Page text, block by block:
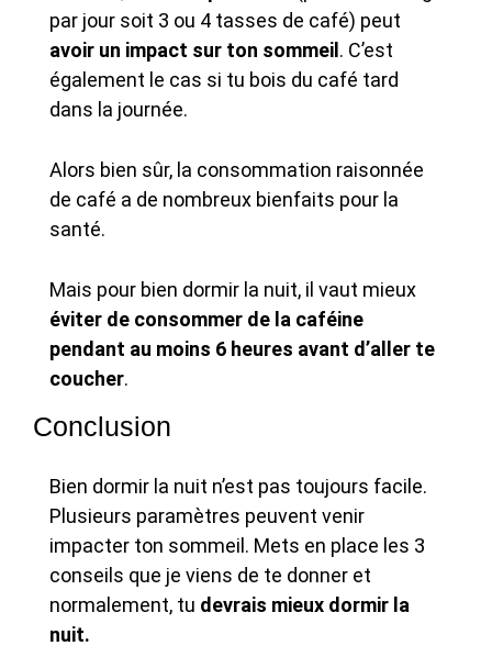
par jour soit 3 ou 4 tasses de café) peut
avoir un impact sur ton sommeil . C’est
également le cas si tu bois du café tard
dans la journée.
Alors bien sûr, la consommation raisonnée
de café a de nombreux bienfaits pour la
santé.
Mais pour bien dormir la nuit, il vaut mieux
éviter de consommer de la caféine
pendant au moins 6 heures avant d’aller te
coucher.
Conclusion
Bien dormir la nuit n’est pas toujours facile.
Plusieurs paramètres peuvent venir
impacter ton sommeil. Mets en place les 3
conseils que je viens de te donner et
normalement, tu devrais mieux dormir la
nuit.